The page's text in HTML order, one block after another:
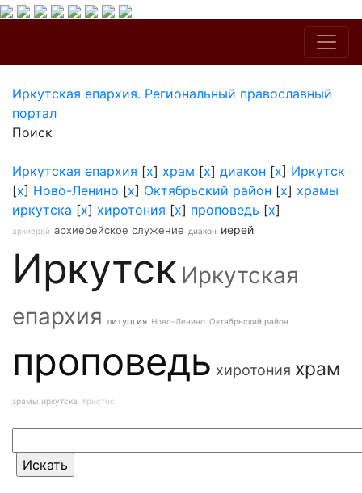
Иркутская епархия. Региональный православный
портал
Поиск
Иркутская епархия [x] храм [x] диакон [x] Иркутск
[x] Ново-Ленино [x] Октябрьский район [x] храмы
иркутска [x] хиротония [x] проповедь [x]
архиерей архиерейское служение диакон иерей
Иркутск Иркутская
епархия литургия Ново-Ленино Октябрьский район
проповедь хиротония храм
храмы иркутска Христос